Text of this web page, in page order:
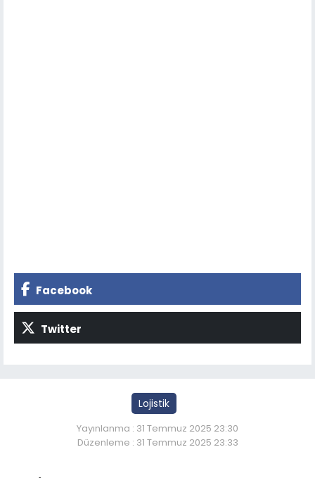
Facebook
Twitter
Lojistik
Yayınlanma : 31 Temmuz 2025 23:30
Düzenleme : 31 Temmuz 2025 23:33